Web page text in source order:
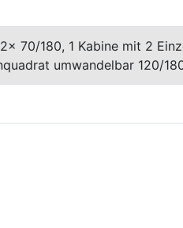
70/180, 1 Kabine mit 2
umwandelbar 120/